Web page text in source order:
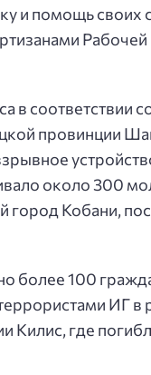
и помощь своих
Рабочей
соответствии
провинции
около 300
город Кобани,
более 100
ИГ в
Килис, где